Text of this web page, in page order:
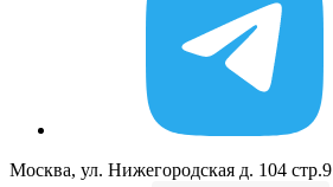
Москва, ул. Нижегородская д. 104 стр.9